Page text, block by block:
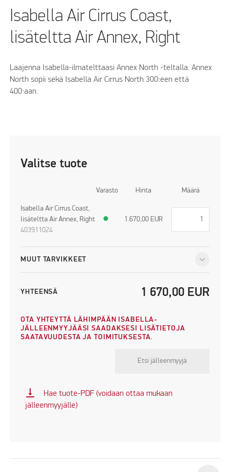
Isabella Air Cirrus Coast,
lisäteltta Air Annex, Right
Laajenna Isabella-ilmatelttaasi Annex North -teltalla. Annex
North sopii sekä Isabella Air Cirrus North 300:een että
400:aan.
Valitse tuote
Varasto Hinta Määrä
Isabella Air Cirrus Coast,
lisäteltta Air Annex, Right
403911024
● 1.670,00 EUR
MUUT TARVIKKEET
YHTEENSÄ 1 670,00 EUR
OTA YHTEYTTÄ LÄHIMPÄÄN ISABELLA-
JÄLLEENMYYJÄÄSI SAADAKSESI LISÄTIETOJA
SAATAVUUDESTA JA TOIMITUKSESTA.
Etsi jälleenmyyjä
vertical_align_bottom
Hae tuote-PDF (voidaan ottaa mukaan
jälleenmyyjälle)